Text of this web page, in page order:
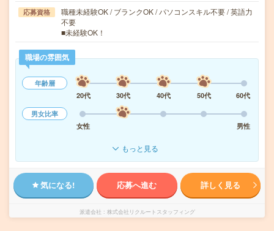
応募資格
職種未経験OK / ブランクOK / パソコンスキル不要 / 英語力
不要
■未経験OK！
職場の雰囲気
年齢層
20代
30代 40代 50代
60代
男女比率
女性
男性
もっと見る
気になる! 応募へ進む 詳しく見る
派遣会社 株式会社リクルートスタッフィング